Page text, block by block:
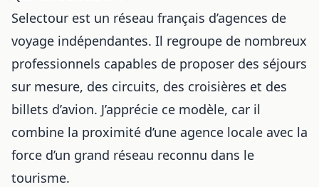
Selectour est un réseau français d’agences de
voyage indépendantes. Il regroupe de nombreux
professionnels capables de proposer des séjours
sur mesure, des circuits, des croisières et des
billets d’avion. J’apprécie ce modèle, car il
combine la proximité d’une agence locale avec la
force d’un grand réseau reconnu dans le
tourisme.